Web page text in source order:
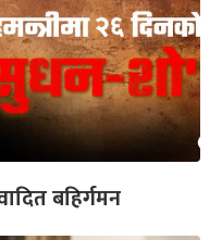
बहिर्गमन